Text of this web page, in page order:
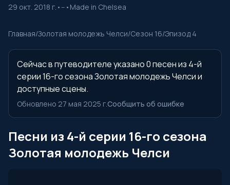
29 окт. 2018 г. • -- • Made in Chelsea
Главная/Золотая молодежь Челси/Сезон 16/Эпизод 4
Сейчас в путеводителе указано 0 песен из 4-й
серии 16-го сезона Золотая молодежь Челси и
доступные сцены.
Обновлено 27 мая 2025 г.Сообщить об ошибке
Песни из 4-й серии 16-го сезона
Золотая молодежь Челси